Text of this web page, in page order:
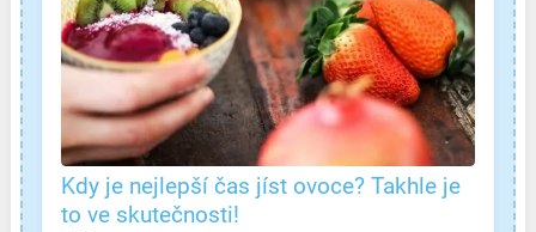
Kdy je nejlepší čas jíst ovoce? Takhle je
to ve skutečnosti!